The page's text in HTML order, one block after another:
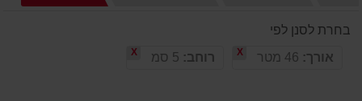
בחרת לסנן לפי
אורך:
X רוחב: X